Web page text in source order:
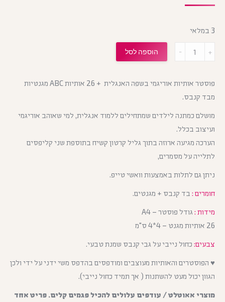
פוסטר אותיות אוריגמי בשפה האנגלית + 26 אותיות ABC מגנטיות
מבד קנבס.
מושלם כמתנה לילדים שמתחילים ללמוד אנגלית, למי שאוהב אוריגמי
ועיצוב בכלל.
הערכה מגיעה ארוזה בתוך גליל קרטון קשיח בתוספת שני קליפסים
לתלייה על מסמרים,
ניתן גם לתלות באמצעות וואשי טייפ.
חומרים : בד קנבס + מגנטים.
מידות : גודל פוסטר – A4
26 אותיות מגנט – 4*4 ס"מ
צבעים: כחול נייבי על גבי קנבס שמנת טבעי.
♥ הפוסטרים והאותיות מעוצבים ומודפסים בהדפס משי ידני על ידי ולכן
הגוון יכול מעט להשתנות ( אך תמיד כחול נייבי).
מוצרי אאוטלט / עודפים עלולים להכיל פגמים קלים. פריט אחד
3 במלאי
הוספה לסל